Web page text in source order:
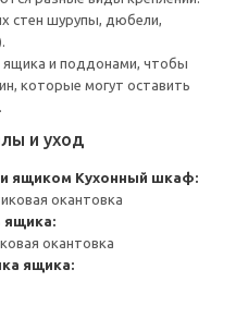
стен шурупы, дюбели,
и поддонами, чтобы
которые могут оставить
и уход
ящиком Кухонный шкаф:
окантовка
ящика:
окантовка
ящика: